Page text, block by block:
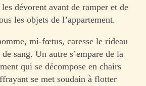
dévorent avant de ramper et de
les objets de l’appartement.
mi-fœtus, caresse le rideau
sang. Un autre s’empare de la
qui se décompose en chairs
se met soudain à flotter